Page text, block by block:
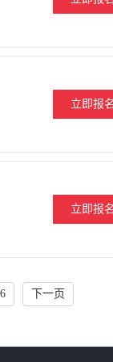
立即报名
立即报名
下一页